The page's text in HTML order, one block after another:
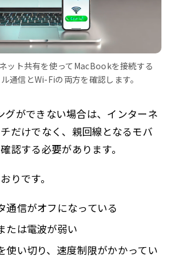
ット共有を使ってMacBookを接続する
通信とWi-Fiの両方を確認します。
ができない場合は、インターネ
だけでなく、親回線となるモバ
認する必要があります。
りです。
通信がオフになっている
たは電波が弱い
使い切り、速度制限がかかってい